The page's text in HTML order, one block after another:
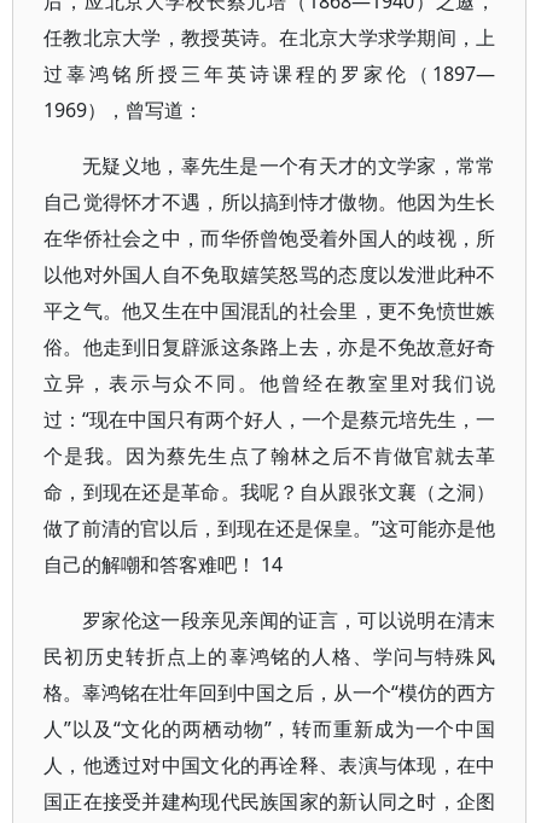
任教北京大学，教授英诗。在北京大学求学期间，上
过辜鸿铭所授三年英诗课程的罗家伦（1897—
1969），曾写道：
无疑义地，辜先生是一个有天才的文学家，常常
自己觉得怀才不遇，所以搞到恃才傲物。他因为生长
在华侨社会之中，而华侨曾饱受着外国人的歧视，所
以他对外国人自不免取嬉笑怒骂的态度以发泄此种不
平之气。他又生在中国混乱的社会里，更不免愤世嫉
俗。他走到旧复辟派这条路上去，亦是不免故意好奇
立异，表示与众不同。他曾经在教室里对我们说
过：“现在中国只有两个好人，一个是蔡元培先生，一
个是我。因为蔡先生点了翰林之后不肯做官就去革
命，到现在还是革命。我呢？自从跟张文襄（之洞）
做了前清的官以后，到现在还是保皇。”这可能亦是他
自己的解嘲和答客难吧！ 14
罗家伦这一段亲见亲闻的证言，可以说明在清末
民初历史转折点上的辜鸿铭的人格、学问与特殊风
格。辜鸿铭在壮年回到中国之后，从一个“模仿的西方
人”以及“文化的两栖动物”，转而重新成为一个中国
人，他透过对中国文化的再诠释、表演与体现，在中
国正在接受并建构现代民族国家的新认同之时，企图